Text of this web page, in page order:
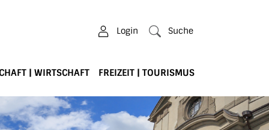
Login Suche
| WIRTSCHAFT FREIZEIT | TOURISMUS